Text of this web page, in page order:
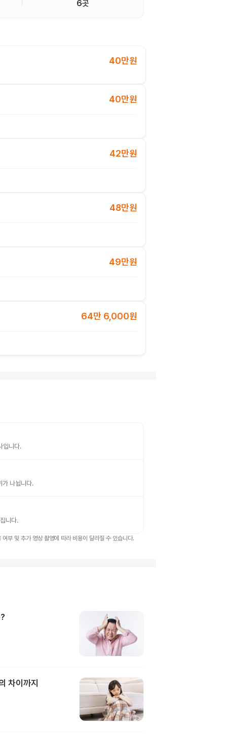
6곳
40만원
40만원
42만원
48만원
49만원
64만 6,000원
입니다.
가 나뉩니다.
니다.
부 및 추가 영상 촬영에 따라 비용이 달라질 수 있습니다.
차이까지